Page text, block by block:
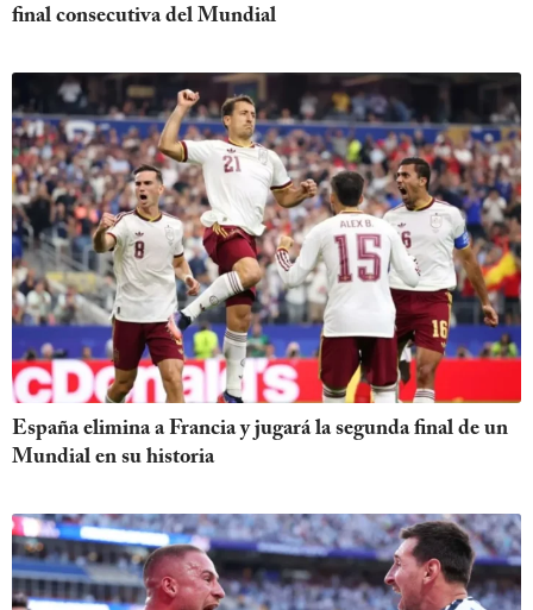
final consecutiva del Mundial
España elimina a Francia y jugará la segunda final de un
Mundial en su historia